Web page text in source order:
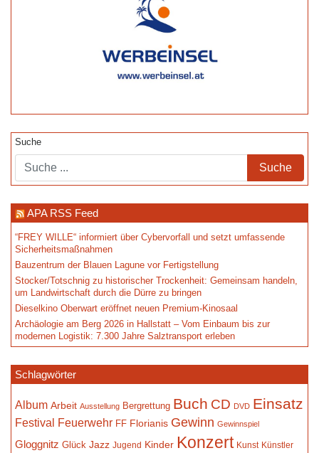
Suche
APA RSS Feed
“FREY WILLE“ informiert über Cybervorfall und setzt umfassende
Sicherheitsmaßnahmen
Bauzentrum der Blauen Lagune vor Fertigstellung
Stocker/Totschnig zu historischer Trockenheit: Gemeinsam handeln,
um Landwirtschaft durch die Dürre zu bringen
Dieselkino Oberwart eröffnet neuen Premium-Kinosaal
Archäologie am Berg 2026 in Hallstatt – Vom Einbaum bis zur
modernen Logistik: 7.300 Jahre Salztransport erleben
Schlagwörter
Album Arbeit Ausstellung Bergrettung Buch CD DVD Einsatz
Festival Feuerwehr FF Florianis Gewinn Gewinnspiel
Gloggnitz Glück Jazz Jugend Kinder Konzert Kunst Künstler